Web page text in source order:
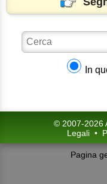
In
© 2007-2026
Legali •
Pagina